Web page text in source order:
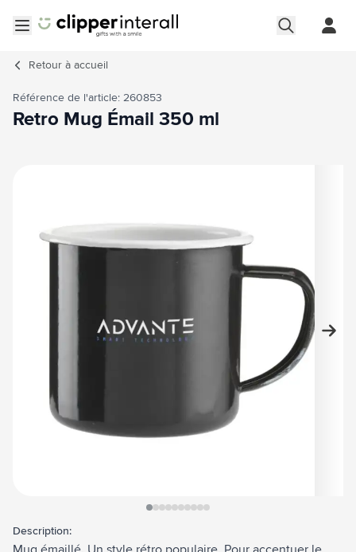
Retour à accueil
Référence de l'article: 260853
Retro Mug Émail 350 ml
Description: